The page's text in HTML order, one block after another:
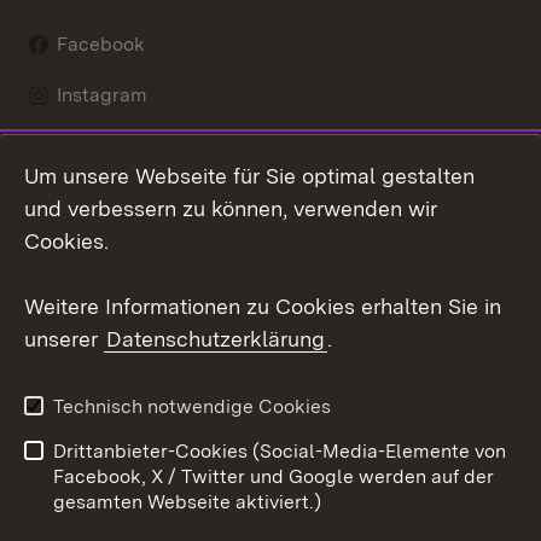
Facebook
Instagram
Mastodon
Youtube
Kontakt
Datenschutz
Barrierefreiheit
Impressum Cookies
Um unsere Webseite für Sie optimal gestalten
und verbessern zu können, verwenden wir
Cookies.
Weitere Informationen zu Cookies erhalten Sie in
unserer Datenschutzerklärung.
Technisch notwendige Cookies
Drittanbieter-Cookies (Social-Media-Elemente von
Facebook, X / Twitter und Google werden auf der
gesamten Webseite aktiviert.)